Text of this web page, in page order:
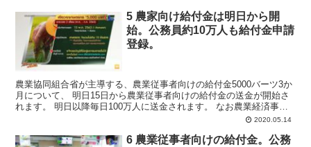
5 農家向け給付金は明日から開
始。公務員約10万人も給付金申請
登録。
農業協同組合省が主導する、農業従事者向けの給付金5000バーツ3か
月について、 明日15日から農業従事者向けの給付金の送金が開始さ
れます。 明日以降毎日100万人に送金されます。 なお農業経済事務
2020.05.14
6 農業従事者向けの給付金。公務